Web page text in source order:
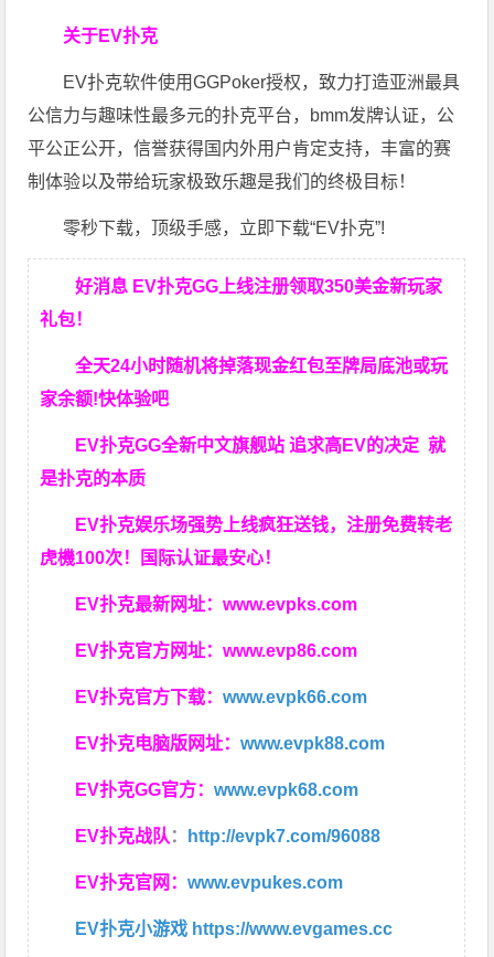
关于EV扑克
EV扑克软件使用GGPoker授权，致力打造亚洲最具
公信力与趣味性最多元的扑克平台，bmm发牌认证，公
平公正公开，信誉获得国内外用户肯定支持，丰富的赛
制体验以及带给玩家极致乐趣是我们的终极目标！
零秒下载，顶级手感，立即下载“EV扑克”!
好消息 EV扑克GG上线注册领取350美金新玩家
礼包！
全天24小时随机将掉落现金红包至牌局底池或玩
家余额!快体验吧
EV扑克GG全新中文旗舰站 追求高EV的决定就
是扑克的本质
EV扑克娱乐场强势上线疯狂送钱，注册免费转老
虎機100次！国际认证最安心！
EV扑克最新网址：www.evpks.com
EV扑克官方网址：www.evp86.com
EV扑克官方下载：www.evpk66.com
EV扑克电脑版网址：www.evpk88.com
EV扑克GG官方：www.evpk68.com
EV扑克战队 ： http://evpk7.com/96088
EV扑克官网：www.evpukes.com
EV扑克小游戏 https://www.evgames.cc